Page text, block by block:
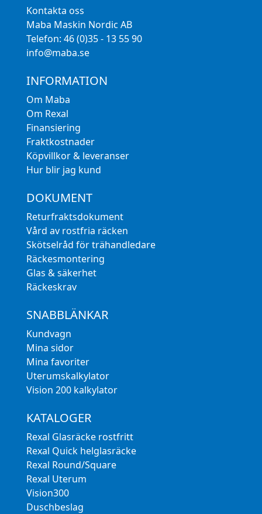
Kontakta oss
Maba Maskin Nordic AB
Telefon: 46 (0)35 - 13 55 90
info@maba.se
INFORMATION
Om Maba
Om Rexal
Finansiering
Fraktkostnader
Köpvillkor & leveranser
Hur blir jag kund
DOKUMENT
Returfraktsdokument
Vård av rostfria räcken
Skötselråd för trähandledare
Räckesmontering
Glas & säkerhet
Räckeskrav
SNABBLÄNKAR
Kundvagn
Mina sidor
Mina favoriter
Uterumskalkylator
Vision 200 kalkylator
KATALOGER
Rexal Glasräcke rostfritt
Rexal Quick helglasräcke
Rexal Round/Square
Rexal Uterum
Vision300
Duschbeslag